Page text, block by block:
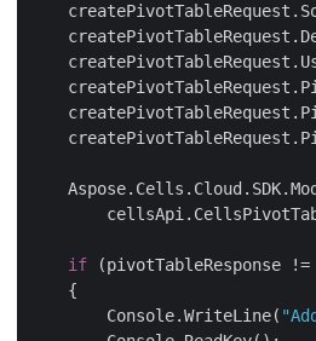
if (pivotTableResponse !=
    {
        Console.WriteLine(